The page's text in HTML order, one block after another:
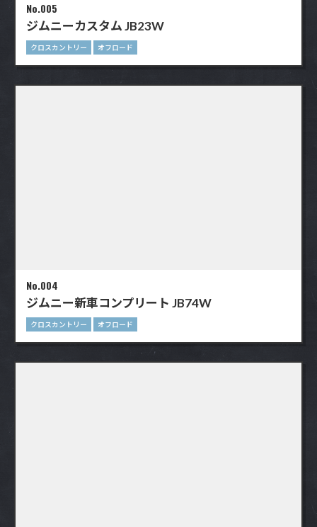
No.005
ジムニーカスタム JB23W
クロスカントリー オフロード
No.004
ジムニー新車コンプリート JB74W
クロスカントリー オフロード